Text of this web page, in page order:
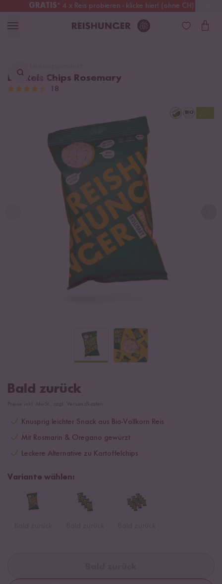
GRATIS* 4 x Reis probieren - klicke hier! (ohne CH)
Österreich Kostenloser Versand
finden ...
Bio Reis Chips Rosemary
18
Bald zurück
Knusprig leichter Snack aus Bio-Vollkorn Reis
Mit Rosmarin & Oregano gewürzt
Leckere Alternative zu Kartoffelchips
Variante wählen: